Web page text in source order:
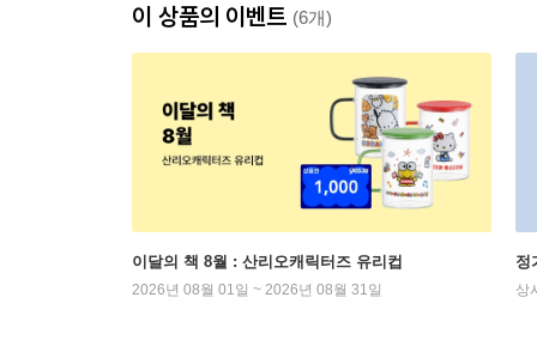
이 상품의 이벤트 (6개)
이달의 책 8월 : 산리오캐릭터즈 유리컵
2026년 08월 01일 ~ 2026년 08월 31일
정
상